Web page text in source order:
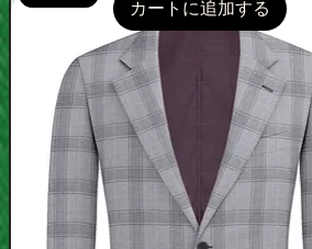
カートに追加する